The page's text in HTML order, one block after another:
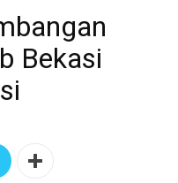
Bekasi